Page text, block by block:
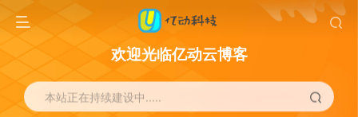
欢迎光临亿动云博客
本站正在持续建设中.....